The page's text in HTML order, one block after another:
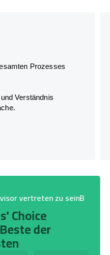
Prozesses
Verständnis
vertreten zu seinB
Choice
der